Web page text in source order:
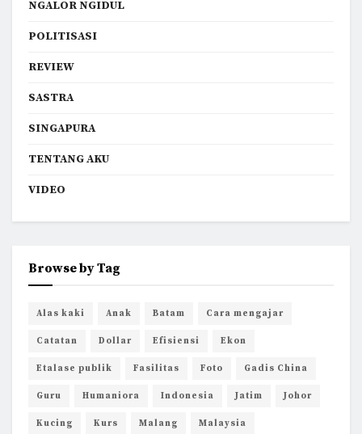
NGALOR NGIDUL
POLITISASI
REVIEW
SASTRA
SINGAPURA
TENTANG AKU
VIDEO
Browse by Tag
Alas kaki Anak Batam Cara mengajar
Catatan Dollar Efisiensi Ekon
Etalase publik Fasilitas Foto Gadis China
Guru Humaniora Indonesia Jatim Johor
Kucing Kurs Malang Malaysia